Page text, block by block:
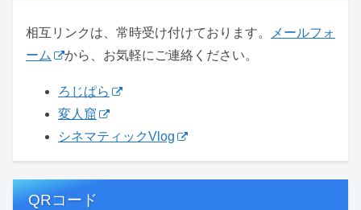
相互リンクは、常時受け付けております。
メールフォ
ーム
から、お気軽にご連絡ください。
ろじぱら
変人窟
シネマティックVlog
QRコード